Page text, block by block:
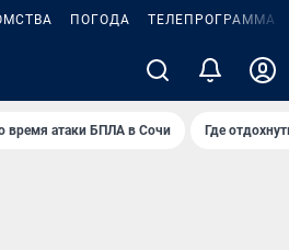
ПОГОДА ТЕЛЕПРОГРАММА
время атаки БПЛА в Сочи Где